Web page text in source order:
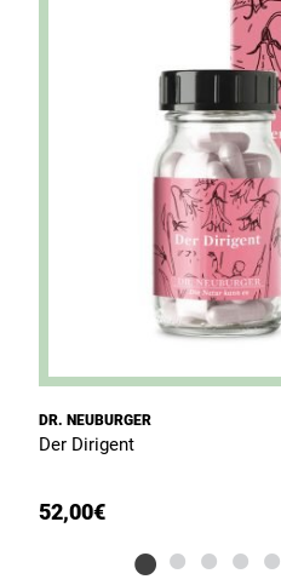
DR. NEUBURGER
Der Dirigent
52,00€